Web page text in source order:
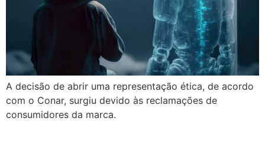
A decisão de abrir uma representação ética, de acordo
com o Conar, surgiu devido às reclamações de
consumidores da marca.